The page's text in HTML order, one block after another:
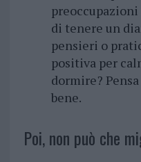
di tenere un
pensieri o
positiva per
dormire?
bene.
Poi, non può che